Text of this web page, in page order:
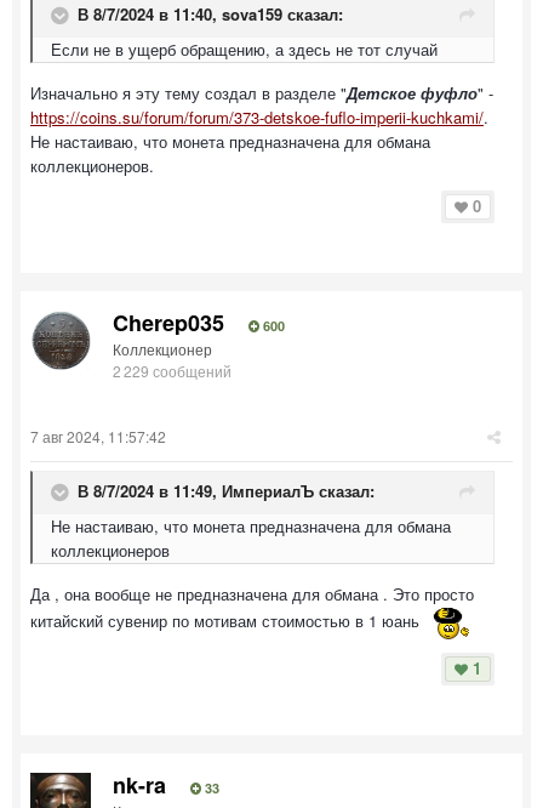
В 8/7/2024 в 11:40, sova159 сказал:
Если не в ущерб обращению, а здесь не тот случай
Изначально я эту тему создал в разделе "Детское фуфло" -
https://coins.su/forum/forum/373-detskoe-fuflo-imperii-kuchkami/.
Не настаиваю, что монета предназначена для обмана
коллекционеров.
0
Cherep035 600
Коллекционер
2 229 сообщений
7 авг 2024, 11:57:42
В 8/7/2024 в 11:49, ИмпериалЪ сказал:
Не настаиваю, что монета предназначена для обмана
коллекционеров
Да , она вообще не предназначена для обмана . Это просто
китайский сувенир по мотивам стоимостью в 1 юань
1
nk-ra 33